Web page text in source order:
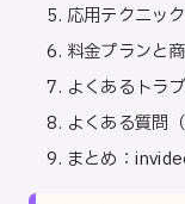
応用テクニッ
料金プランと
よくあるトラ
よくある質問（
まとめ：